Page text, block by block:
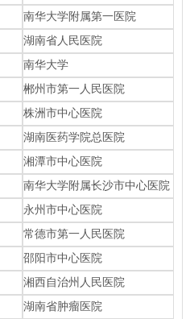
南华大学附属第一医院
湖南省人民医院
南华大学
郴州市第一人民医院
株洲市中心医院
湖南医药学院总医院
湘潭市中心医院
南华大学附属长沙市中心医院
永州市中心医院
常德市第一人民医院
邵阳市中心医院
湘西自治州人民医院
湖南省肿瘤医院